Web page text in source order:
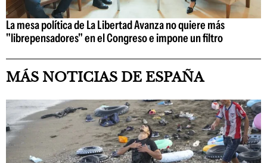
La mesa política de La Libertad Avanza no quiere más
"librepensadores" en el Congreso e impone un filtro
MÁS NOTICIAS DE ESPAÑA